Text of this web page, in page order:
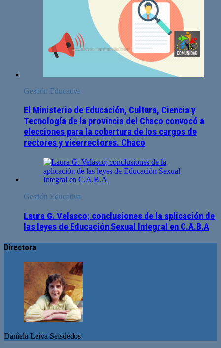
Gestión Educativa
El Ministerio de Educación, Cultura, Ciencia y
Tecnología de la provincia del Chaco convocó a
elecciones para la cobertura de los cargos de
rectores y vicerrectores. Chaco
Gestión Educativa
Laura G. Velasco; conclusiones de la aplicación de
las leyes de Educación Sexual Integral en C.A.B.A
Directora
Daniela Leiva Seisdedos